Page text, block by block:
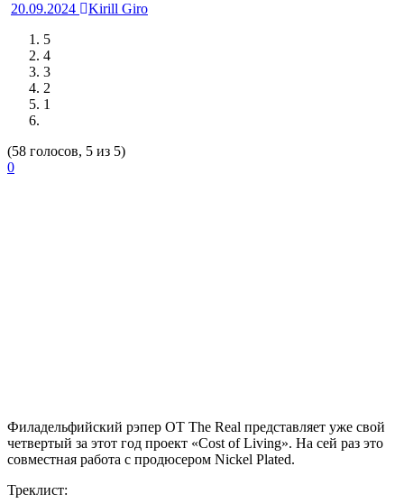
20.09.2024
Kirill Giro
5
4
3
2
1
(58 голосов, 5 из 5)
0
Филадельфийский рэпер OT The Real представляет уже свой
четвертый за этот год проект «Cost of Living». На сей раз это
совместная работа с продюсером Nickel Plated.
Треклист: